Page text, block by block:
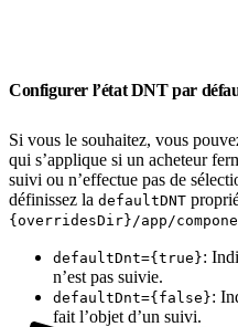
Configurer l’état DNT par
Si vous le souhaitez, vous
qui s’applique si un acheteur
suivi ou n’effectue pas de
définissez la defaultDNT
{overridesDir}/app/
defaultDnt={true}:
n’est pas suivie.
defaultDnt={false}:
fait l’objet d’un suivi.